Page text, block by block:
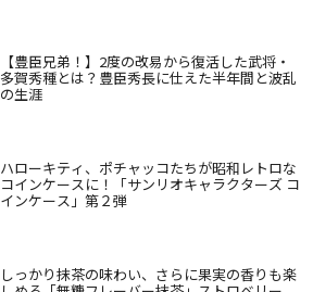
【豊臣兄弟！】2度の改易から復活した武将・
多賀秀種とは？豊臣秀長に仕えた半年間と波乱
の生涯
ハローキティ、ポチャッコたちが昭和レトロな
コインケースに！「サンリオキャラクターズ コ
インケース」第２弾
しっかり抹茶の味わい、さらに果実の香りも楽